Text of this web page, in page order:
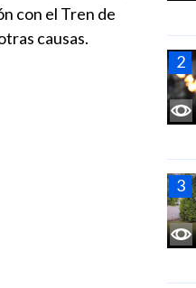
con el Tren de
causas.